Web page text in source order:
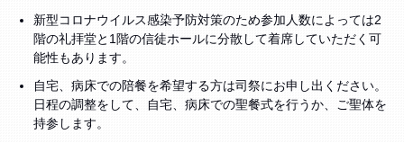
新型コロナウイルス感染予防対策のため参加人数によっては2
階の礼拝堂と1階の信徒ホールに分散して着席していただく可
能性もあります。
自宅、病床での陪餐を希望する方は司祭にお申し出ください。
日程の調整をして、自宅、病床での聖餐式を行うか、ご聖体を
持参します。